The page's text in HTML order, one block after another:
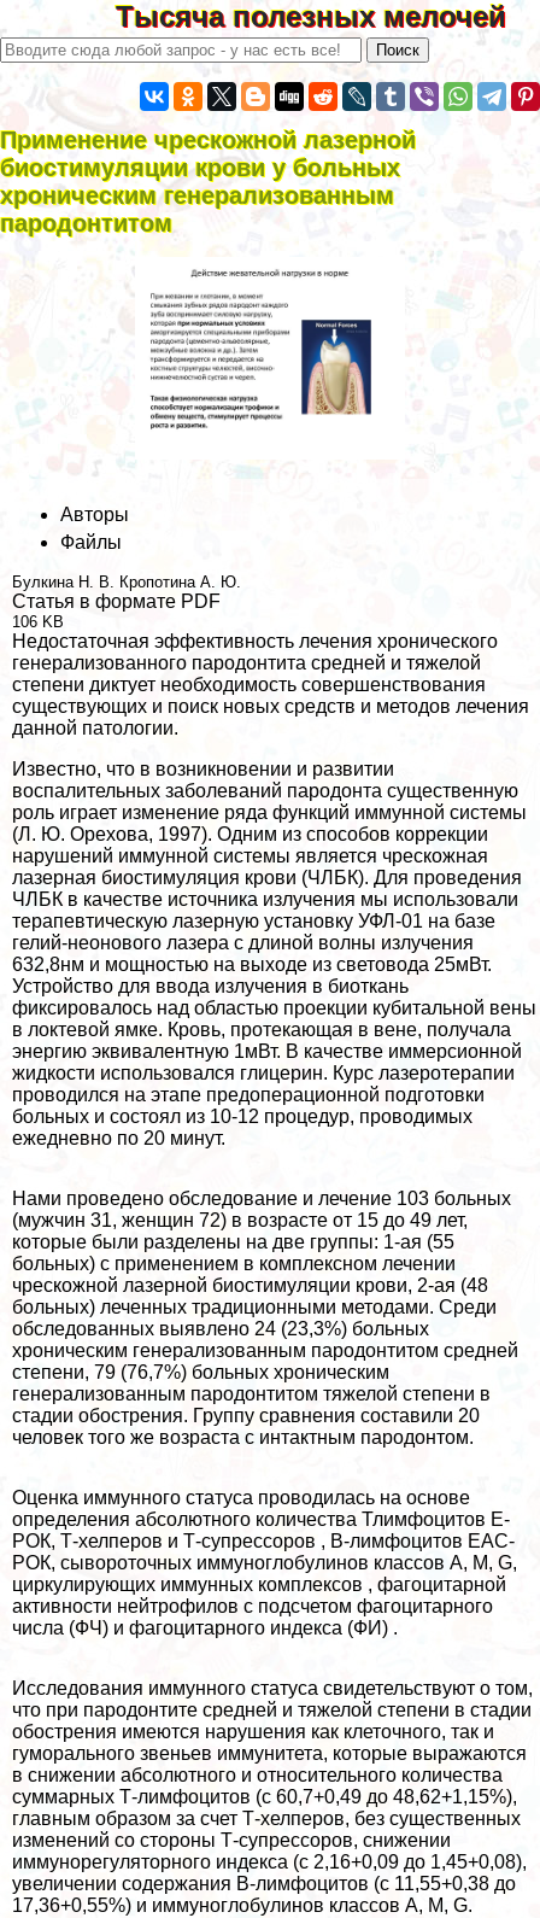
Тысяча полезных мелочей
Применение чрескожной лазерной
биостимуляции крови у больных
хроническим генерализованным
пародонтитом
Авторы
Файлы
Булкина Н. В. Кропотина А. Ю.
Статья в формате PDF
106 KB
Недостаточная эффективность лечения хронического
генерализованного пародонтита средней и тяжелой
степени диктует необходимость совершенствования
существующих и поиск новых средств и методов лечения
данной патологии.
Известно, что в возникновении и развитии
воспалительных заболеваний пародонта существенную
роль играет изменение ряда функций иммунной системы
(Л. Ю. Орехова, 1997). Одним из способов коррекции
нарушений иммунной системы является чрескожная
лазерная биостимуляция крови (ЧЛБК). Для проведения
ЧЛБК в качестве источника излучения мы использовали
терапевтическую лазерную установку УФЛ-01 на базе
гелий-неонового лазера с длиной волны излучения
632,8нм и мощностью на выходе из световода 25мВт.
Устройство для ввода излучения в биоткань
фиксировалось над областью проекции кубитальной вены
в локтевой ямке. Кровь, протекающая в вене, получала
энергию эквивалентную 1мВт. В качестве иммерсионной
жидкости использовался глицерин. Курс лазеротерапии
проводился на этапе предоперационной подготовки
больных и состоял из 10-12 процедур, проводимых
ежедневно по 20 минут.
Нами проведено обследование и лечение 103 больных
(мужчин 31, женщин 72) в возрасте от 15 до 49 лет,
которые были разделены на две группы: 1-ая (55
больных) с применением в комплексном лечении
чрескожной лазерной биостимуляции крови, 2-ая (48
больных) леченных традиционными методами. Среди
обследованных выявлено 24 (23,3%) больных
хроническим генерализованным пародонтитом средней
степени, 79 (76,7%) больных хроническим
генерализованным пародонтитом тяжелой степени в
стадии обострения. Группу сравнения составили 20
человек того же возраста с интактным пародонтом.
Оценка иммунного статуса проводилась на основе
определения абсолютного количества Тлимфоцитов Е-
РОК, Т-хелперов и Т-супрессоров , В-лимфоцитов ЕАС-
РОК, сывороточных иммуноглобулинов классов A, M, G,
циркулирующих иммунных комплексов , фагоцитарной
активности нейтрофилов с подсчетом фагоцитарного
числа (ФЧ) и фагоцитарного индекса (ФИ) .
Исследования иммунного статуса свидетельствуют о том,
что при пародонтите средней и тяжелой степени в стадии
обострения имеются нарушения как клеточного, так и
гумopaльного звеньев иммунитета, которые выражаются
в снижении абсолютного и относительного количества
суммарных Т-лимфоцитов (с 60,7+0,49 до 48,62+1,15%),
главным образом за счет Т-хелперов, без существенных
изменений со стороны Т-супрессоров, снижении
иммунорегуляторного индекса (с 2,16+0,09 до 1,45+0,08),
увеличении содержания В-лимфоцитов (с 11,55+0,38 до
17,36+0,55%) и иммуноглобулинов классов A, M, G.